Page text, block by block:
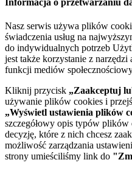
Informacja o przetwarzaniu
Nasz serwis używa plików
świadczenia usług na
do indywidualnych potrzeb
jest także korzystanie z
funkcji mediów
Kliknij przycisk „Zaakceptuj
używanie plików cookies i
„Wyświetl ustawienia plików
szczegółowy opis typów plików
decyzję, które z nich chcesz
możliwość zarządzania
strony umieściliśmy link do